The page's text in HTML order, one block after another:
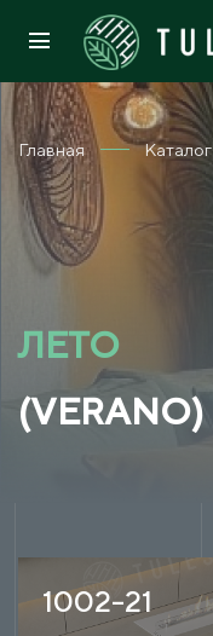
Главная Каталог
ЛЕТО
(VERANO)
1002-21